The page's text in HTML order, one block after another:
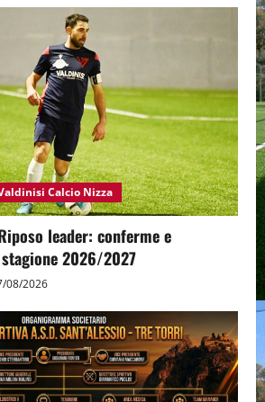
Calcio Nizza
leader: conferme e
2026/2027
08/2026